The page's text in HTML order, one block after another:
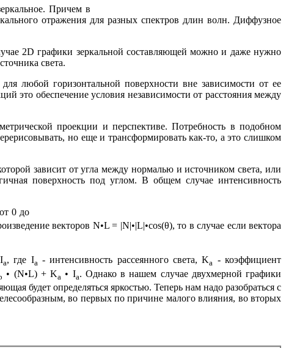
Причем в
отражения для разных спектров длин волн. Диффузное
2D графики зеркальной составляющей можно и даже нужно
света.
любой горизонтальной поверхности вне зависимости от ее
это обеспечение условия независимости от расстояния между
проекции и перспективе. Потребность в подобном
но еще и трансформировать как-то, а это слишком
зависит от угла между нормалью и источником света, или
поверхность под углом. В общем случае интенсивность
0 до
векторов N•L = |N|•|L|•cos(θ), то в случае если вектора
a, где Ia - интенсивность рассеянного света, Ka - коэффициент
• (N•L) + Ka • Ia. Однако в нашем случае двухмерной графики
будет определяться яркостью. Теперь нам надо разобраться с
во первых по причине малого влияния, во вторых